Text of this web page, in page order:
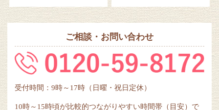
ご相談・お問い合わせ
受付時間：9時～17時（日曜・祝日定休）
10時～15時頃が比較的つながりやすい時間帯（目安）で